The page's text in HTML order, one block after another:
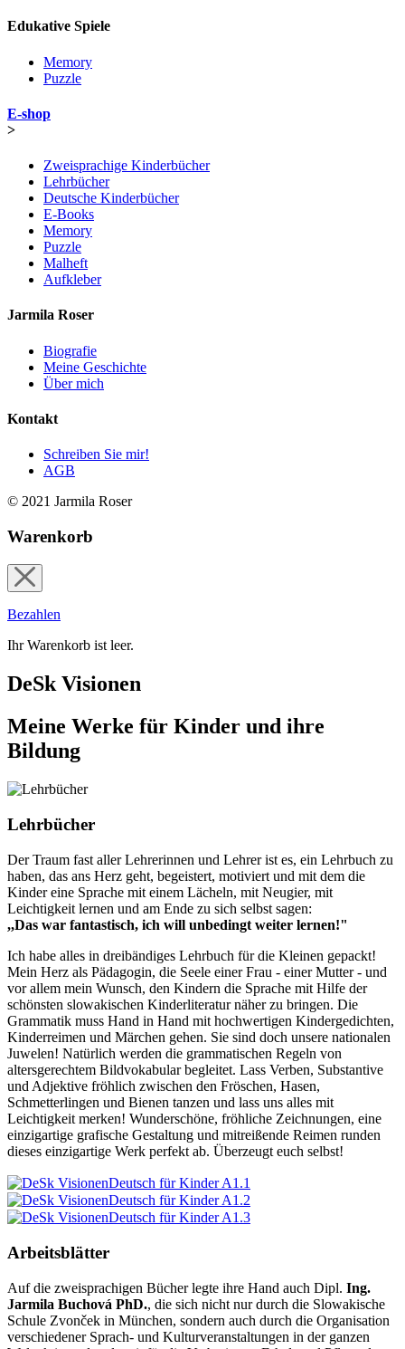
Edukative Spiele
Memory
Puzzle
E-shop
>
Zweisprachige Kinderbücher
Lehrbücher
Deutsche Kinderbücher
E-Books
Memory
Puzzle
Malheft
Aufkleber
Jarmila Roser
Biografie
Meine Geschichte
Über mich
Kontakt
Schreiben Sie mir!
AGB
© 2021 Jarmila Roser
Warenkorb
Bezahlen
Ihr Warenkorb ist leer.
DeSk Visionen
Meine Werke für Kinder und ihre
Bildung
Lehrbücher
Der Traum fast aller Lehrerinnen und Lehrer ist es, ein Lehrbuch zu
haben, das ans Herz geht, begeistert, motiviert und mit dem die
Kinder eine Sprache mit einem Lächeln, mit Neugier, mit
Leichtigkeit lernen und am Ende zu sich selbst sagen:
,,Das war fantastisch, ich will unbedingt weiter lernen!"
Ich habe alles in dreibändiges Lehrbuch für die Kleinen gepackt!
Mein Herz als Pädagogin, die Seele einer Frau - einer Mutter - und
vor allem mein Wunsch, den Kindern die Sprache mit Hilfe der
schönsten slowakischen Kinderliteratur näher zu bringen. Die
Grammatik muss Hand in Hand mit hochwertigen Kindergedichten,
Kinderreimen und Märchen gehen. Sie sind doch unsere nationalen
Juwelen! Natürlich werden die grammatischen Regeln von
altersgerechtem Bildvokabular begleitet. Lass Verben, Substantive
und Adjektive fröhlich zwischen den Fröschen, Hasen,
Schmetterlingen und Bienen tanzen und lass uns alles mit
Leichtigkeit merken! Wunderschöne, fröhliche Zeichnungen, eine
einzigartige grafische Gestaltung und mitreißende Reimen runden
dieses einzigartige Werk perfekt ab. Überzeugt euch selbst!
Deutsch für Kinder A1.1
Deutsch für Kinder A1.2
Deutsch für Kinder A1.3
Arbeitsblätter
Auf die zweisprachigen Bücher legte ihre Hand auch Dipl. Ing.
Jarmila Buchová PhD., die sich nicht nur durch die Slowakische
Schule Zvonček in München, sondern auch durch die Organisation
verschiedener Sprach- und Kulturveranstaltungen in der ganzen